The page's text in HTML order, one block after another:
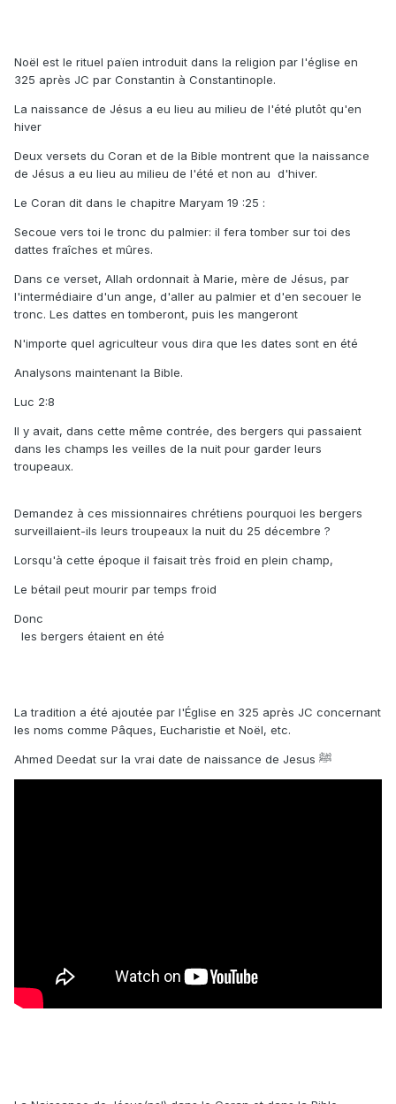
Noël est le rituel païen introduit dans la religion par l'église en
325 après JC par Constantin à Constantinople.
La naissance de Jésus a eu lieu au milieu de l'été plutôt qu'en
hiver
Deux versets du Coran et de la Bible montrent que la naissance
de Jésus a eu lieu au milieu de l'été et non au d'hiver.
Le Coran dit dans le chapitre Maryam 19 :25 :
Secoue vers toi le tronc du palmier: il fera tomber sur toi des
dattes fraîches et mûres.
Dans ce verset, Allah ordonnait à Marie, mère de Jésus, par
l'intermédiaire d'un ange, d'aller au palmier et d'en secouer le
tronc. Les dattes en tomberont, puis les mangeront
N'importe quel agriculteur vous dira que les dates sont en été
Analysons maintenant la Bible.
Luc 2:8
Il y avait, dans cette même contrée, des bergers qui passaient
dans les champs les veilles de la nuit pour garder leurs
troupeaux.
Demandez à ces missionnaires chrétiens pourquoi les bergers
surveillaient-ils leurs troupeaux la nuit du 25 décembre ?
Lorsqu'à cette époque il faisait très froid en plein champ,
Le bétail peut mourir par temps froid
Donc
les bergers étaient en été
La tradition a été ajoutée par l'Église en 325 après JC concernant
les noms comme Pâques, Eucharistie et Noël, etc.
Ahmed Deedat sur la vrai date de naissance de Jesus ﷺ